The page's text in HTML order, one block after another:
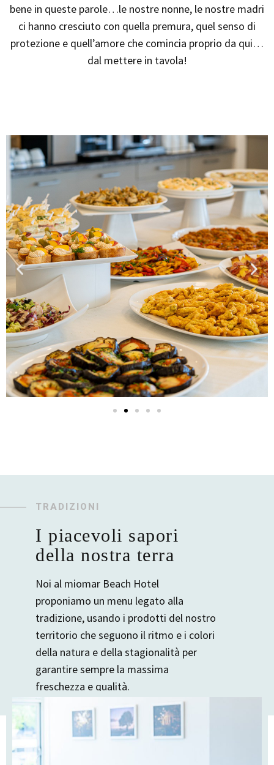
bene in queste parole…le nostre nonne, le nostre madri
ci hanno cresciuto con quella premura, quel senso di
protezione e quell’amore che comincia proprio da qui…
dal mettere in tavola!
TRADIZIONI
I piacevoli sapori
della nostra terra
Noi al miomar Beach Hotel
proponiamo un menu legato alla
tradizione, usando i prodotti del nostro
territorio che seguono il ritmo e i colori
della natura e della stagionalità per
garantire sempre la massima
freschezza e qualità.